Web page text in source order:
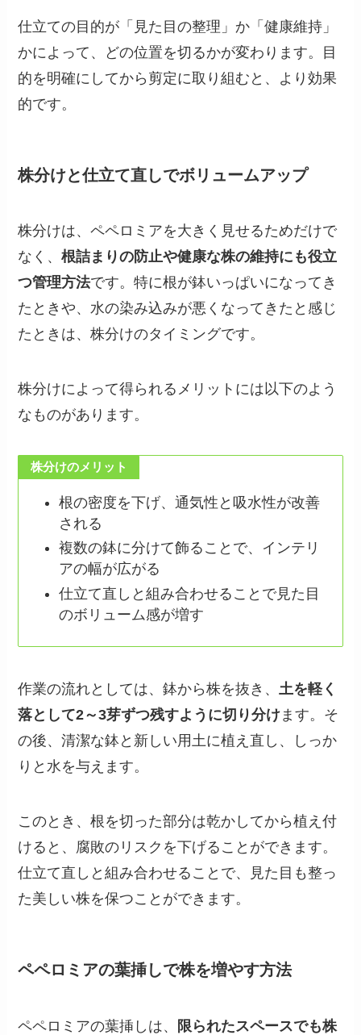
仕立ての目的が「見た目の整理」か「健康維持」
かによって、どの位置を切るかが変わります。目
的を明確にしてから剪定に取り組むと、より効果
的です。
株分けと仕立て直しでボリュームアップ
株分けは、ペペロミアを大きく見せるためだけで
なく、根詰まりの防止や健康な株の維持にも役立
つ管理方法です。特に根が鉢いっぱいになってき
たときや、水の染み込みが悪くなってきたと感じ
たときは、株分けのタイミングです。
株分けによって得られるメリットには以下のよう
なものがあります。
株分けのメリット
根の密度を下げ、通気性と吸水性が改善
される
複数の鉢に分けて飾ることで、インテリ
アの幅が広がる
仕立て直しと組み合わせることで見た目
のボリューム感が増す
作業の流れとしては、鉢から株を抜き、土を軽く
落として2～3芽ずつ残すように切り分けます。そ
の後、清潔な鉢と新しい用土に植え直し、しっか
りと水を与えます。
このとき、根を切った部分は乾かしてから植え付
けると、腐敗のリスクを下げることができます。
仕立て直しと組み合わせることで、見た目も整っ
た美しい株を保つことができます。
ペペロミアの葉挿しで株を増やす方法
ペペロミアの葉挿しは、
限られたスペースでも株